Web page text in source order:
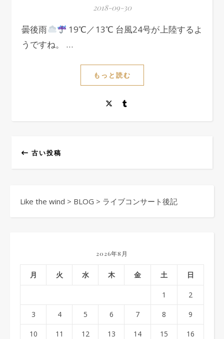
2018-09-30
曇後雨
19℃／13℃ 台風24号が上陸するよ
うですね。 …
もっと読む
古い投稿
Like the wind > BLOG > ライブコンサート後記
2026年8月
月 火 水 木 金 土 日
1 2
3 4 5 6 7 8 9
10 11 12 13 14 15 16